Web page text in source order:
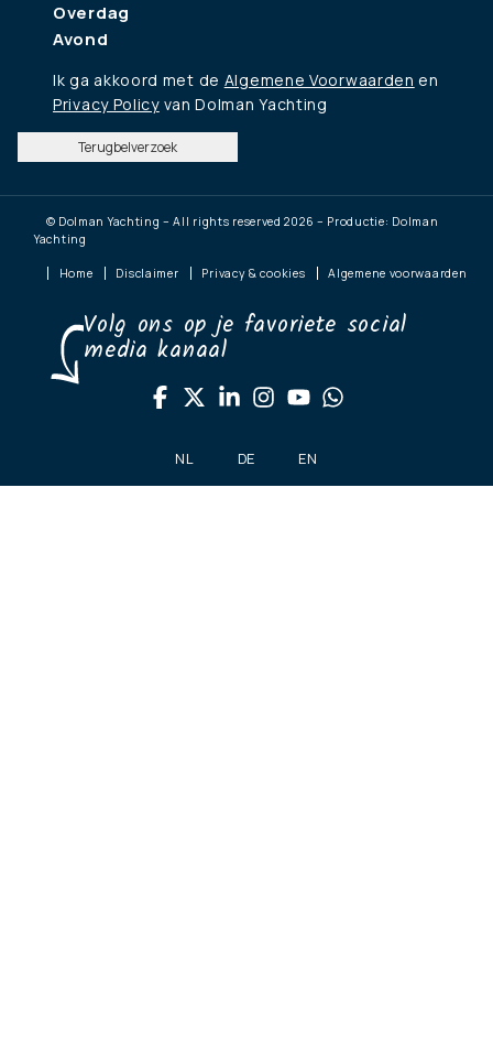
Overdag
Avond
Ik ga akkoord met de Algemene Voorwaarden en
Privacy Policyvan Dolman Yachting
Terugbelverzoek
© Dolman Yachting – All rights reserved 2026 – Productie: Dolman
Yachting
Home Disclaimer Privacy & cookies Algemene voorwaarden
Volg ons op je favoriete social
media kanaal
NL DE EN